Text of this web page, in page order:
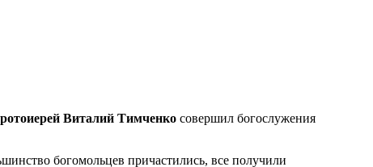
Виталий Тимченко совершил богослужения
богомольцев причастились, все получили